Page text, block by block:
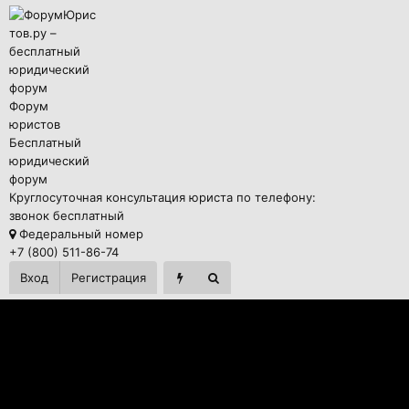
Форум
юристов
Бесплатный
юридический
форум
Круглосуточная консультация юриста по телефону:
звонок бесплатный
Федеральный номер
+7 (800) 511-86-74
Вход
Регистрация